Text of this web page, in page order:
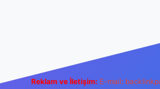
Reklam ve İletişim: E-mail: